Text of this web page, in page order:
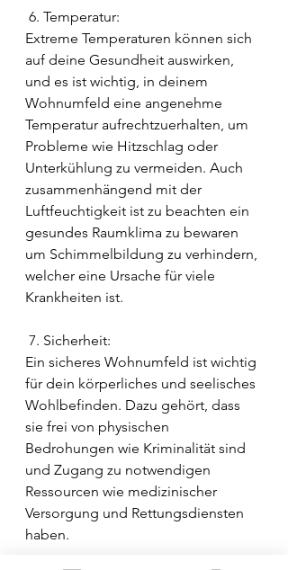
6. Temperatur:
Extreme Temperaturen können sich
auf deine Gesundheit auswirken,
und es ist wichtig, in deinem
Wohnumfeld eine angenehme
Temperatur aufrechtzuerhalten, um
Probleme wie Hitzschlag oder
Unterkühlung zu vermeiden. Auch
zusammenhängend mit der
Luftfeuchtigkeit ist zu beachten ein
gesundes Raumklima zu bewaren
um Schimmelbildung zu verhindern,
welcher eine Ursache für viele
Krankheiten ist.
7. Sicherheit:
Ein sicheres Wohnumfeld ist wichtig
für dein körperliches und seelisches
Wohlbefinden. Dazu gehört, dass
sie frei von physischen
Bedrohungen wie Kriminalität sind
und Zugang zu notwendigen
Ressourcen wie medizinischer
Versorgung und Rettungsdiensten
haben.